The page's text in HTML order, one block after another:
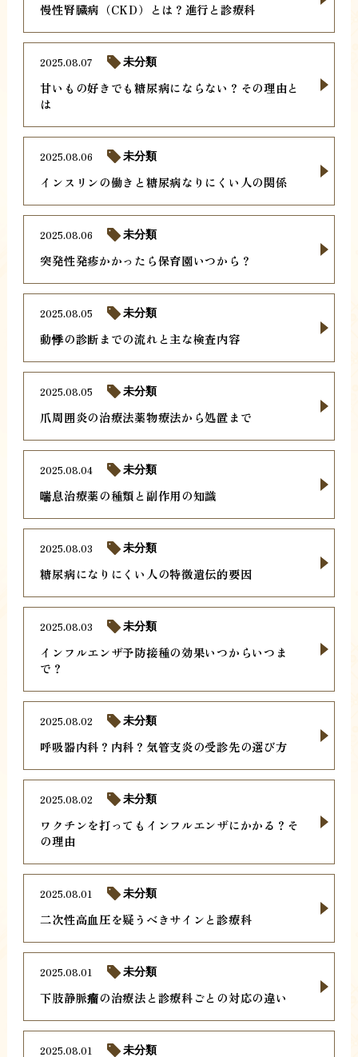
慢性腎臓病（CKD）とは？進行と診療科
甘いもの好きでも糖尿病にならない？その理由と
は
2025.08.07 未分類
インスリンの働きと糖尿病なりにくい人の関係
2025.08.06 未分類
突発性発疹かかったら保育園いつから？
2025.08.06 未分類
動悸の診断までの流れと主な検査内容
2025.08.05 未分類
爪周囲炎の治療法薬物療法から処置まで
2025.08.05 未分類
喘息治療薬の種類と副作用の知識
2025.08.04 未分類
糖尿病になりにくい人の特徴遺伝的要因
2025.08.03 未分類
インフルエンザ予防接種の効果いつからいつま
で？
2025.08.03 未分類
呼吸器内科？内科？気管支炎の受診先の選び方
2025.08.02 未分類
ワクチンを打ってもインフルエンザにかかる？そ
の理由
2025.08.02 未分類
二次性高血圧を疑うべきサインと診療科
2025.08.01 未分類
下肢静脈瘤の治療法と診療科ごとの対応の違い
2025.08.01 未分類
2025.08.01 未分類